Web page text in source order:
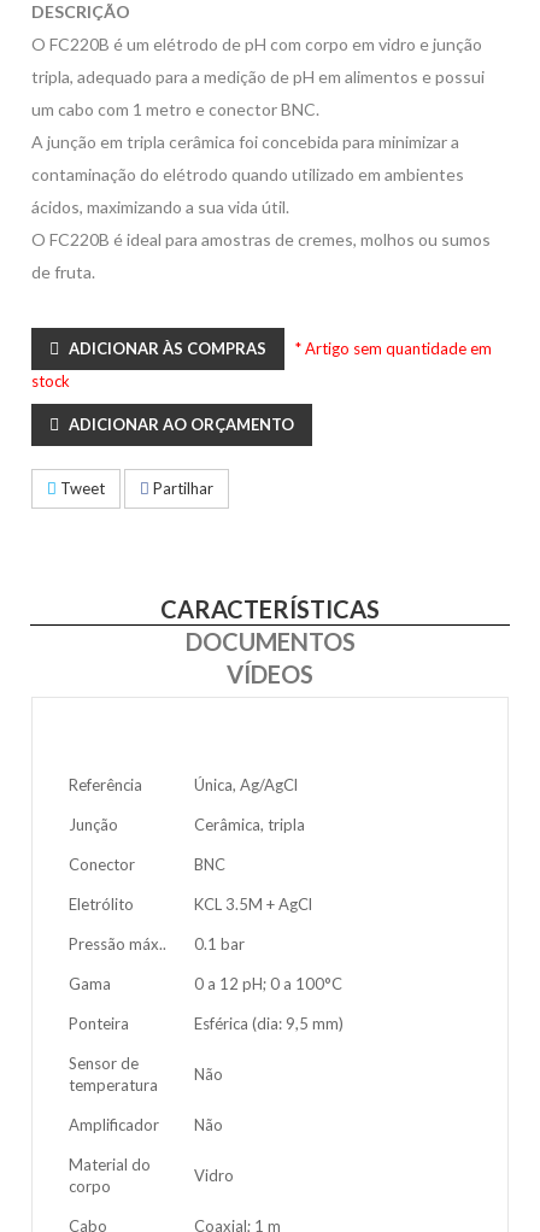
DESCRIÇÃO
O FC220B é um elétrodo de pH com corpo em vidro e junção
tripla, adequado para a medição de pH em alimentos e possui
um cabo com 1 metro e conector BNC.
A junção em tripla cerâmica foi concebida para minimizar a
contaminação do elétrodo quando utilizado em ambientes
ácidos, maximizando a sua vida útil.
O FC220B é ideal para amostras de cremes, molhos ou sumos
de fruta.
ADICIONAR ÀS COMPRAS
* Artigo sem quantidade em
stock
ADICIONAR AO ORÇAMENTO
Tweet Partilhar
CARACTERÍSTICAS
DOCUMENTOS
VÍDEOS
Referência Única, Ag/AgCl
Junção Cerâmica, tripla
Conector BNC
Eletrólito KCL 3.5M + AgCl
Pressão máx.. 0.1 bar
Gama 0 a 12 pH; 0 a 100°C
Ponteira Esférica (dia: 9,5 mm)
Sensor de
temperatura
Não
Amplificador Não
Material do
corpo
Vidro
Cabo Coaxial; 1 m